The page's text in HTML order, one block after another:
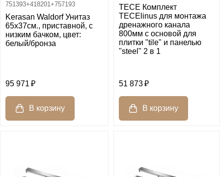
751393+418201+757193
Kerasan Waldorf Унитаз
65х37см., приставной, c
низким бачком, цвет:
белый/бронза
95 971
TECE Комплект
TECElinus для монтажа
дренажного канала
800мм с основой для
плитки "tile" и панелью
"steel" 2 в 1
51 873